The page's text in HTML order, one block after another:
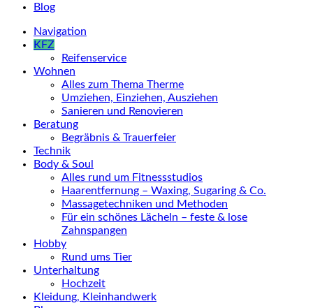
Blog
Navigation
KFZ
Reifenservice
Wohnen
Alles zum Thema Therme
Umziehen, Einziehen, Ausziehen
Sanieren und Renovieren
Beratung
Begräbnis & Trauerfeier
Technik
Body & Soul
Alles rund um Fitnessstudios
Haarentfernung – Waxing, Sugaring & Co.
Massagetechniken und Methoden
Für ein schönes Lächeln – feste & lose
Zahnspangen
Hobby
Rund ums Tier
Unterhaltung
Hochzeit
Kleidung, Kleinhandwerk